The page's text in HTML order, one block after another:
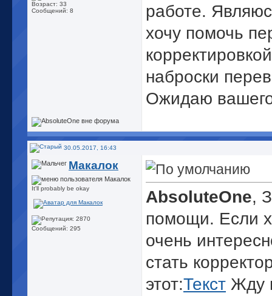
Возраст: 33
Сообщений: 8
работе.
хочу помочь
наброски
Ожидаю
30.05.2017, 16:43
Макалок
It'll probably be okay
Сообщений: 295
AbsoluteOne,
помощи. Если
очень
стать
этот:Текст Жду